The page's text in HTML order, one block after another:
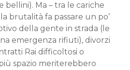
bellini). Ma – tra le cariche
brutalità fa passare un po’
della gente in strada (le
emergenza rifiuti), divorzi
Rai difficoltosi o
spazio meriterebbero